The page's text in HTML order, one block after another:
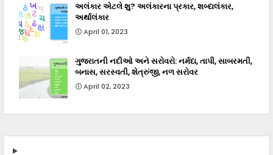
અલંકાર એટલે શુ? અલંકારના પ્રકાર, શબ્દાલંકાર,
અર્થાલંકાર
April 01, 2023
ગુજરાતની નદીઓ અને સરોવરો: નર્મદા, તાપી, સાબરમતી,
બનાસ, સરસ્વતી, શેત્રુંજી, નળ સરોવર
April 02, 2023